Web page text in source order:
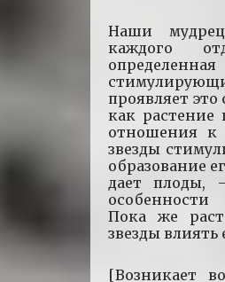
Наши
каждого
проявляет это
как растение
отношения к
звезды
образование
дает плоды,
Пока же
звезды влиять
[Возникает